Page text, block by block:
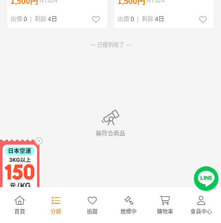
首頁 分類 追蹤 競標中 購物車 會員中心
出價 0 | 剩餘 4日 出價 0 | 剩餘 4日
— 已經到底了 —
無符合商品